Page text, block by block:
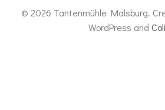
© 2026 Tantenmühle Malsburg.
WordPress and